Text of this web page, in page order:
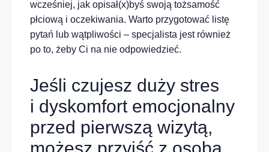
wcześniej, jak opisał(x)byś swoją tożsamość
płciową i oczekiwania. Warto przygotować listę
pytań lub wątpliwości – specjalista jest również
po to, żeby Ci na nie odpowiedzieć.
Jeśli czujesz duży stres
i dyskomfort emocjonalny
przed pierwszą wizytą,
możesz przyjść z osobą